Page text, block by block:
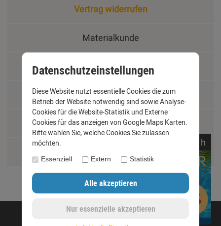
Vertrag widerrufen
Materialkunde
Fachbegriffe
Jobs
Montage und Installationshilfen
©opyright 2020 - www.dachrinnen-shop.de
h
Datenschutzeinstellungen
Diese Website nutzt essentielle Cookies die zum
Betrieb der Website notwendig sind sowie Analyse-
Cookies für die Website-Statistik und Externe
Cookies für das anzeigen von Google Maps Karten.
Bitte wählen Sie, welche Cookies Sie zulassen
möchten.
Essenziell Extern Statistik